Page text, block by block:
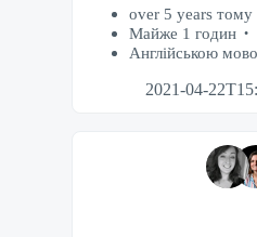
over 5 years тому
Майже 1 годин
Англійською
2021-04-